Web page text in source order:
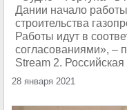
Дании начало
строительства
Работы идут в
согласованиями», –
Stream 2.
28 января 2021